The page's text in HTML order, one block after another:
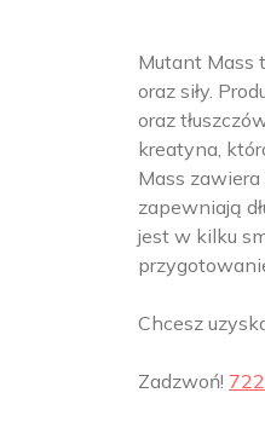
Mutant Mass
oraz siły.
oraz
kreatyna,
Mass
zapewniają
jest w kilku
Chcesz
Zadzwoń!